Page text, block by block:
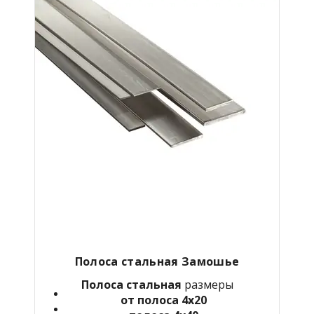
Полоса стальная Замошье
Полоса стальная размеры
от полоса 4х20